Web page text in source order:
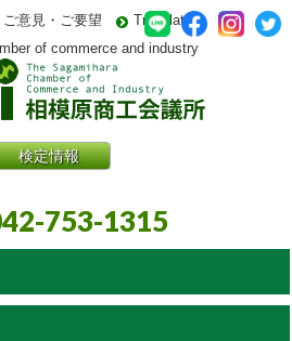
of commerce and industry
意見・ご要望 Translate
検定情報
753-1315